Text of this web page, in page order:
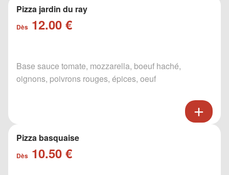
Pizza jardin du ray
Dès 12.00 €
Base sauce tomate, mozzarella, boeuf haché,
oignons, poivrons rouges, épices, oeuf
Pizza basquaise
Dès 10.50 €